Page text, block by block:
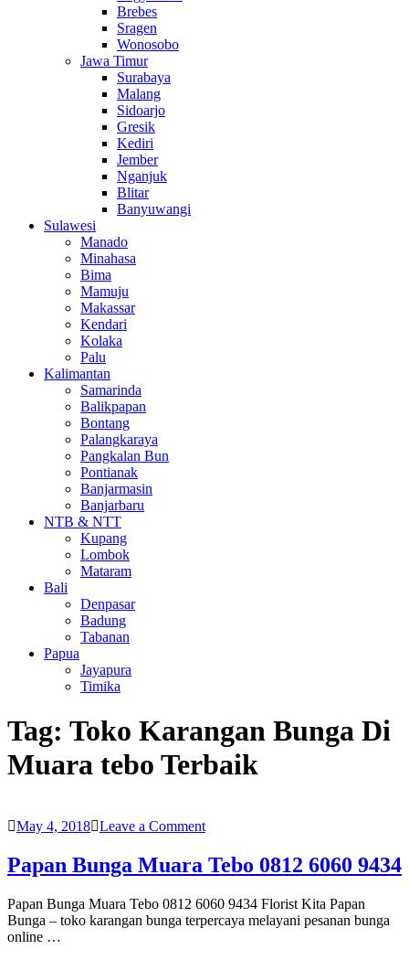
Brebes
Sragen
Wonosobo
Jawa Timur
Surabaya
Malang
Sidoarjo
Gresik
Kediri
Jember
Nganjuk
Blitar
Banyuwangi
Sulawesi
Manado
Minahasa
Bima
Mamuju
Makassar
Kendari
Kolaka
Palu
Kalimantan
Samarinda
Balikpapan
Bontang
Palangkaraya
Pangkalan Bun
Pontianak
Banjarmasin
Banjarbaru
NTB & NTT
Kupang
Lombok
Mataram
Bali
Denpasar
Badung
Tabanan
Papua
Jayapura
Timika
Tag: Toko Karangan Bunga Di
Muara tebo Terbaik
May 4, 2018 Leave a Commenton
Bunga
Muara
0812
6060
Papan Bunga Muara Tebo 0812 6060 9434
Papan Bunga Muara Tebo 0812 6060 9434 Florist Kita Papan
Bunga – toko karangan bunga terpercaya melayani pesanan bunga
online …